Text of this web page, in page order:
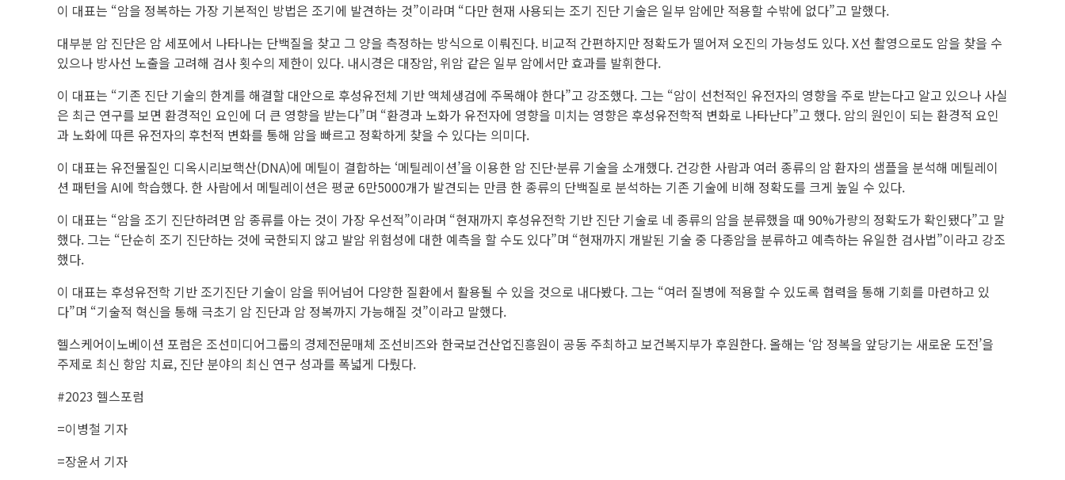
이 대표는 “암을 정복하는 가장 기본적인 방법은 조기에 발견하는 것”이라며 “다만 현재 사용되는 조기 진단 기술은 일부 암에만 적용할 수밖에 없다”고 말했다.
대부분 암 진단은 암 세포에서 나타나는 단백질을 찾고 그 양을 측정하는 방식으로 이뤄진다. 비교적 간편하지만 정확도가 떨어져 오진의 가능성도 있다. X선 촬영으로도 암을 찾을 수
있으나 방사선 노출을 고려해 검사 횟수의 제한이 있다. 내시경은 대장암, 위암 같은 일부 암에서만 효과를 발휘한다.
이 대표는 “기존 진단 기술의 한계를 해결할 대안으로 후성유전체 기반 액체생검에 주목해야 한다”고 강조했다. 그는 “암이 선천적인 유전자의 영향을 주로 받는다고 알고 있으나 사실
은 최근 연구를 보면 환경적인 요인에 더 큰 영향을 받는다”며 “환경과 노화가 유전자에 영향을 미치는 영향은 후성유전학적 변화로 나타난다”고 했다. 암의 원인이 되는 환경적 요인
과 노화에 따른 유전자의 후천적 변화를 통해 암을 빠르고 정확하게 찾을 수 있다는 의미다.
이 대표는 유전물질인 디옥시리보핵산(DNA)에 메틸이 결합하는 ‘메틸레이션’을 이용한 암 진단·분류 기술을 소개했다. 건강한 사람과 여러 종류의 암 환자의 샘플을 분석해 메틸레이
션 패턴을 AI에 학습했다. 한 사람에서 메틸레이션은 평균 6만5000개가 발견되는 만큼 한 종류의 단백질로 분석하는 기존 기술에 비해 정확도를 크게 높일 수 있다.
이 대표는 “암을 조기 진단하려면 암 종류를 아는 것이 가장 우선적”이라며 “현재까지 후성유전학 기반 진단 기술로 네 종류의 암을 분류했을 때 90%가량의 정확도가 확인됐다”고 말
했다. 그는 “단순히 조기 진단하는 것에 국한되지 않고 발암 위험성에 대한 예측을 할 수도 있다”며 “현재까지 개발된 기술 중 다종암을 분류하고 예측하는 유일한 검사법”이라고 강조
했다.
이 대표는 후성유전학 기반 조기진단 기술이 암을 뛰어넘어 다양한 질환에서 활용될 수 있을 것으로 내다봤다. 그는 “여러 질병에 적용할 수 있도록 협력을 통해 기회를 마련하고 있
다”며 “기술적 혁신을 통해 극초기 암 진단과 암 정복까지 가능해질 것”이라고 말했다.
헬스케어이노베이션 포럼은 조선미디어그룹의 경제전문매체 조선비즈와 한국보건산업진흥원이 공동 주최하고 보건복지부가 후원한다. 올해는 ‘암 정복을 앞당기는 새로운 도전’을
주제로 최신 항암 치료, 진단 분야의 최신 연구 성과를 폭넓게 다뤘다.
#2023 헬스포럼
=이병철 기자
=장윤서 기자